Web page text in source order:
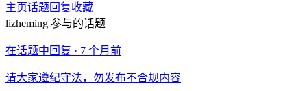
主页话题回复收藏
lizheming 参与的话题
在话题中回复 · 7 个月前
请大家遵纪守法，勿发布不合规内容